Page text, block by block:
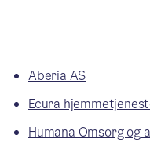
Aberia AS
Ecura
Humana Omsorg og